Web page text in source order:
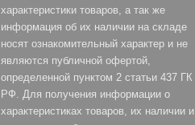
характеристики товаров, а так же
информация об их наличии на складе
носят ознакомительный характер и не
являются публичной офертой,
определенной пунктом 2 статьи 437 ГК
РФ. Для получения информации о
характеристиках товаров, их наличии и